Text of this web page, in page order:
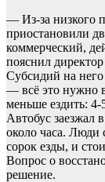
— Из-за низкого
приостановили
коммерческий,
пояснил
Субсидий на него
— всё это нужно
меньше ездить:
Автобус заезжал
около часа. Люди
сорок езды, и
Вопрос о
решение.